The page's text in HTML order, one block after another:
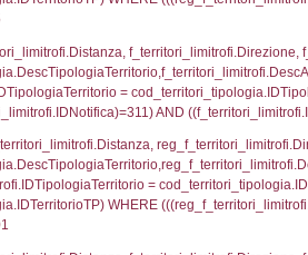
sql: SELECT
cod_territori_tipologia ON
sql: SELECT
AND